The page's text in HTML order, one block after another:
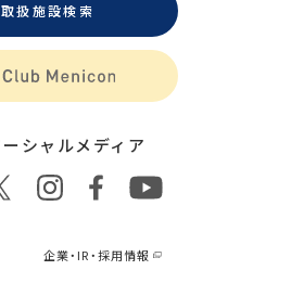
取扱施設検索
シャルメディア
企業・IR・採用情報